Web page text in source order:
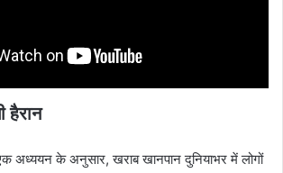
हैरान
अध्ययन के अनुसार, खराब खानपान दुनियाभर में लोगों